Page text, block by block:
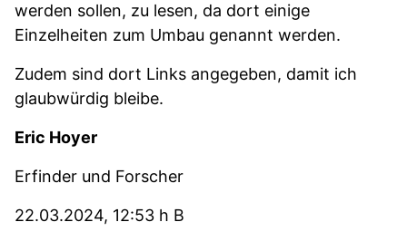
werden sollen, zu lesen, da dort einige
Einzelheiten zum Umbau genannt werden.
Zudem sind dort Links angegeben, damit ich
glaubwürdig bleibe.
Eric Hoyer
Erfinder und Forscher
22.03.2024, 12:53 h B